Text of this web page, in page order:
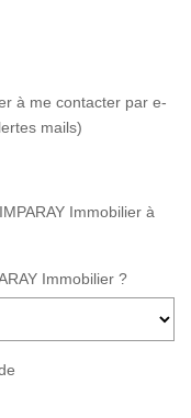
à me contacter par e-
mails)
Immobilier à
Immobilier ?